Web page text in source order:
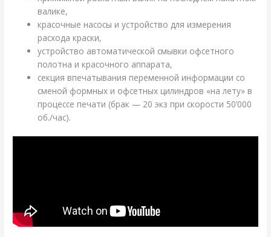
валике,
красочные насосы и устройство для измерения
расхода краски,
устройство автоматической смывки офсетного
полотна и красочного аппарата,
секция впечатывания переменной информации со
сменой формных и офсетных цилиндров «на лету» в
процессе печати (брак — 20 экз при скорости 50’000
об./час).